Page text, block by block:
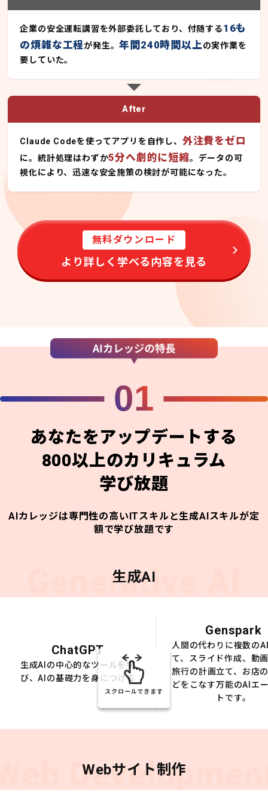
企業の安全運転講習を外部委託しており、付随する16も
の煩雑な工程が発生。年間240時間以上の実作業を
要していた。
After
Claude Codeを使ってアプリを自作し、 外注費をゼロ
に。統計処理はわずか5分へ劇的に短縮。データの可
視化により、迅速な安全施策の検討が可能になった。
無料ダウンロード
より詳しく学べる内容を見る
01
あなたをアップデートする
800以上のカリキュラム
学び放題
AIカレッジは専門性の高いITスキルと生成AIスキルが定
額で学び放題です
Generative AI
生成AI
ChatGPT
生成AIの中心的なツールを学
び、AIの基礎力を身につける
Genspark
人間の代わりに複数の
て、スライド作成、動
旅行の計画立て、お店
どをこなす万能のAIエ
トです。
スクロールできます
Webサイト制作